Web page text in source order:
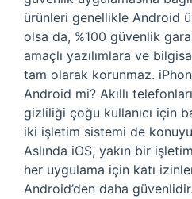
ürünleri genellikle Android
olsa da, %100 güvenlik
amaçlı yazılımlara ve
tam olarak korunmaz.
Android mi? Akıllı
gizliliği çoğu kullanıcı için
iki işletim sistemi de
Aslında iOS, yakın bir
her uygulama için katı
Android’den daha